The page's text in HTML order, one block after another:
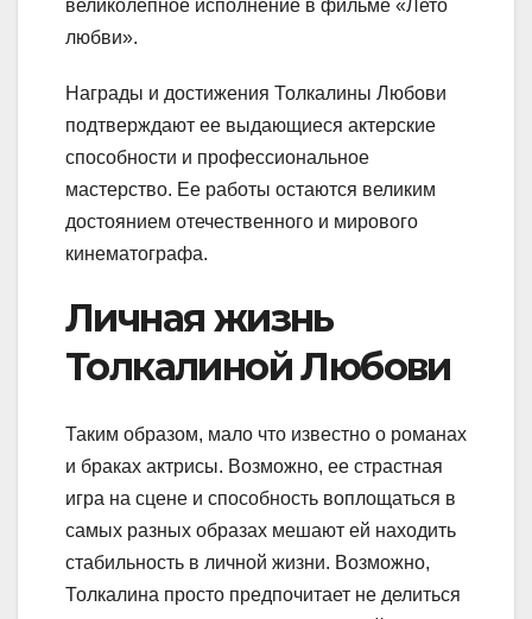
великолепное исполнение в фильме «Лето
любви».
Награды и достижения Толкалины Любови
подтверждают ее выдающиеся актерские
способности и профессиональное
мастерство. Ее работы остаются великим
достоянием отечественного и мирового
кинематографа.
Личная жизнь
Толкалиной Любови
Таким образом, мало что известно о романах
и браках актрисы. Возможно, ее страстная
игра на сцене и способность воплощаться в
самых разных образах мешают ей находить
стабильность в личной жизни. Возможно,
Толкалина просто предпочитает не делиться